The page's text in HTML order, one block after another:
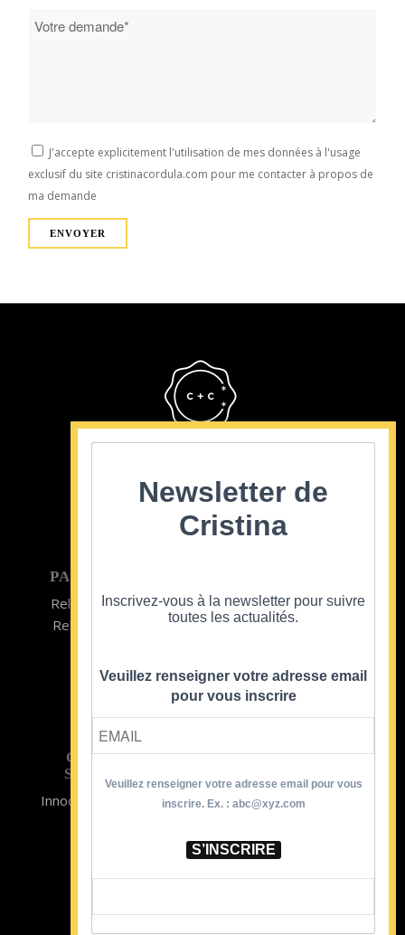
J'accepte explicitement l'utilisation de mes données à l'usage
exclusif du site cristinacordula.com pour me contacter à propos de
ma demande
PARTICULIER
Relooking homme
Relooking femme
Team Building
Formations
CRISTINA
SOUTIENT
Innocence en Danger
Contact
Mentions
Newsletter de
Cristina
Inscrivez-vous à la newsletter pour suivre
toutes les actualités.
Veuillez renseigner votre adresse email
pour vous inscrire
Veuillez renseigner votre adresse email pour vous
inscrire. Ex. : abc@xyz.com
S’INSCRIRE